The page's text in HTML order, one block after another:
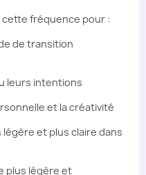
fréquence pour :
de transition
leurs intentions
et la créativité
et plus claire dans
plus légère et